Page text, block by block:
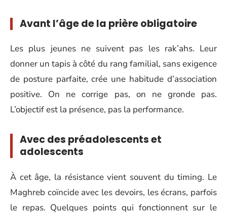
Avant l’âge de la prière obligatoire
Les plus jeunes ne suivent pas les rak’ahs. Leur
donner un tapis à côté du rang familial, sans exigence
de posture parfaite, crée une habitude d’association
positive. On ne corrige pas, on ne gronde pas.
L’objectif est la présence, pas la performance.
Avec des préadolescents et
adolescents
À cet âge, la résistance vient souvent du timing. Le
Maghreb coïncide avec les devoirs, les écrans, parfois
le repas. Quelques points qui fonctionnent sur le